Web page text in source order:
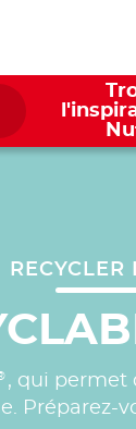
RECYCLER
, qui permet
Préparez-